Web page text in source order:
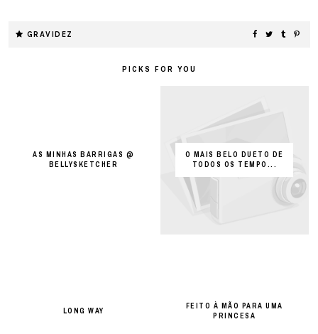
GRAVIDEZ
PICKS FOR YOU
AS MINHAS BARRIGAS @
BELLYSKETCHER
O MAIS BELO DUETO DE
TODOS OS TEMPO...
LONG WAY
FEITO À MÃO PARA UMA
PRINCESA